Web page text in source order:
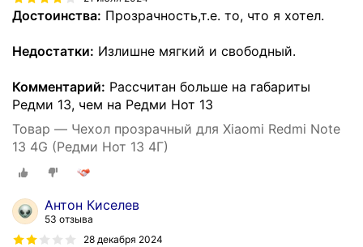
Достоинства: Прозрачность,т.е. то, что я хотел.
Недостатки: Излишне мягкий и свободный.
Комментарий: Рассчитан больше на габариты
Редми 13, чем на Редми Нот 13
Товар — Чехол прозрачный для Xiaomi Redmi Note
13 4G (Редми Нот 13 4Г)
Антон Киселев
53 отзыва
28 декабря 2024